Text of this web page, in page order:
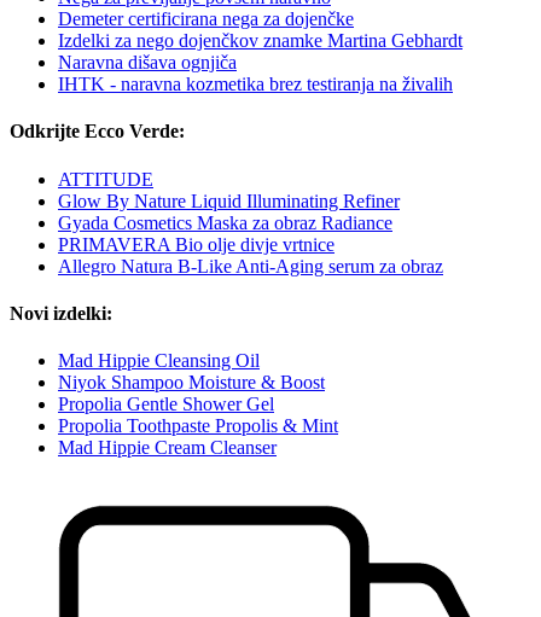
Demeter certificirana nega za dojenčke
Izdelki za nego dojenčkov znamke Martina Gebhardt
Naravna dišava ognjiča
IHTK - naravna kozmetika brez testiranja na živalih
Odkrijte Ecco Verde:
ATTITUDE
Glow By Nature Liquid Illuminating Refiner
Gyada Cosmetics Maska za obraz Radiance
PRIMAVERA Bio olje divje vrtnice
Allegro Natura B-Like Anti-Aging serum za obraz
Novi izdelki:
Mad Hippie Cleansing Oil
Niyok Shampoo Moisture & Boost
Propolia Gentle Shower Gel
Propolia Toothpaste Propolis & Mint
Mad Hippie Cream Cleanser